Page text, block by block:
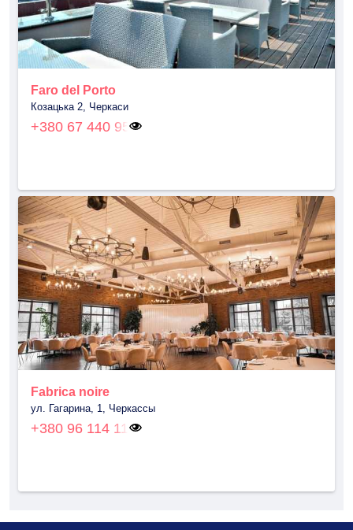
Faro del Porto
Козацька 2, Черкаси
+380 67 440 95
Fabrica noire
ул. Гагарина, 1, Черкассы
+380 96 114 11